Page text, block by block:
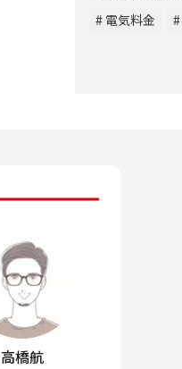
電気料金
高橋航